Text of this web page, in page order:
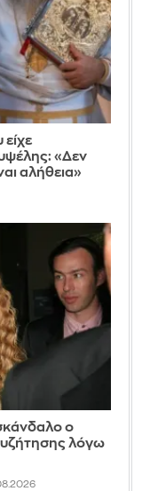
«Δεν
αλήθεια»
ο
λόγω